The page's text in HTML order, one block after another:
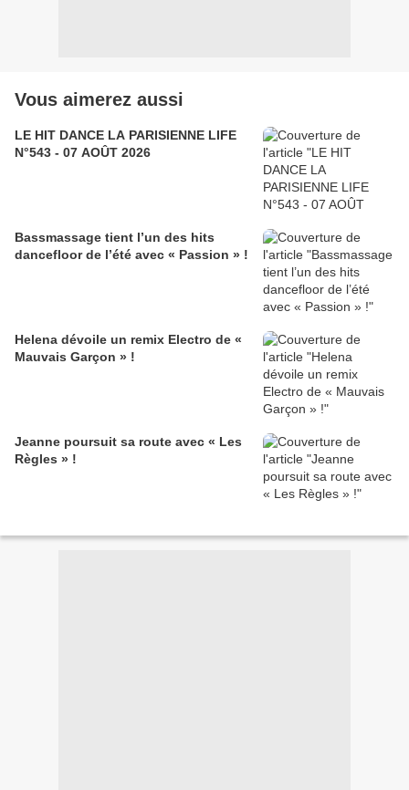
Vous aimerez aussi
LE HIT DANCE LA PARISIENNE LIFE
N°543 - 07 AOÛT 2026
Bassmassage tient l’un des hits
dancefloor de l’été avec « Passion » !
Helena dévoile un remix Electro de «
Mauvais Garçon » !
Jeanne poursuit sa route avec « Les
Règles » !